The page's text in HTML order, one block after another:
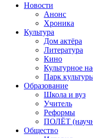
Новости
Анонс
Хроника
Культура
Дом актёра
Литература
Кино
Культурное
Парк
Образование
Школа и вуз
Учитель
Реформы
ПОЛЁТ
Общество